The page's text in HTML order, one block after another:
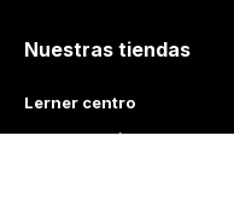
Nuestras tiendas
Lerner centro
Avenida Jiménez No 4-35